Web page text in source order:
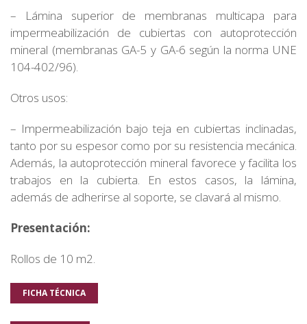
– Lámina superior de membranas multicapa para
impermeabilización de cubiertas con autoprotección
mineral (membranas GA-5 y GA-6 según la norma UNE
104-402/96).
Otros usos:
– Impermeabilización bajo teja en cubiertas inclinadas,
tanto por su espesor como por su resistencia mecánica.
Además, la autoprotección mineral favorece y facilita los
trabajos en la cubierta. En estos casos, la lámina,
además de adherirse al soporte, se clavará al mismo.
Presentación:
Rollos de 10 m2.
FICHA TÉCNICA